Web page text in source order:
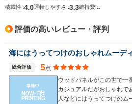
排気量
駆動方式
2967cc
FF
積載性 :4.0運転しやすさ :3.3維持費 :-
評価の高いレビュー・評判
海にはうってつけのおしゃれムーデ
総合評価 5点
ウッドパネルがこの世で一
カジュアルだがおしゃれで
人などにはうってつけのム